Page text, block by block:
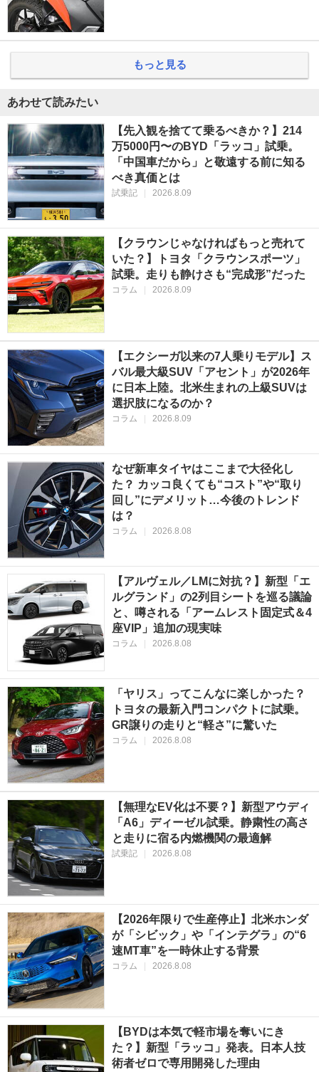
もっと見る
あわせて読みたい
【先入観を捨てて乗るべきか？】214
万5000円〜のBYD「ラッコ」試乗。
「中国車だから」と敬遠する前に知る
べき真価とは
試乗記 2026.8.09
【クラウンじゃなければもっと売れて
いた？】トヨタ「クラウンスポーツ」
試乗。走りも静けさも“完成形”だった
コラム 2026.8.09
【エクシーガ以来の7人乗りモデル】ス
バル最大級SUV「アセント」が2026年
に日本上陸。北米生まれの上級SUVは
選択肢になるのか？
コラム 2026.8.09
なぜ新車タイヤはここまで大径化し
た？ カッコ良くても“コスト”や“取り
回し”にデメリット…今後のトレンド
は？
コラム 2026.8.08
【アルヴェル／LMに対抗？】新型「エ
ルグランド」の2列目シートを巡る議論
と、噂される「アームレスト固定式＆4
座VIP」追加の現実味
コラム 2026.8.08
「ヤリス」ってこんなに楽しかった？
トヨタの最新入門コンパクトに試乗。
GR譲りの走りと“軽さ”に驚いた
コラム 2026.8.08
【無理なEV化は不要？】新型アウディ
「A6」ディーゼル試乗。静粛性の高さ
と走りに宿る内燃機関の最適解
試乗記 2026.8.08
【2026年限りで生産停止】北米ホンダ
が「シビック」や「インテグラ」の“6
速MT車”を一時休止する背景
コラム | 2026.8.08
【BYDは本気で軽市場を奪いにき
た？】新型「ラッコ」発表。日本人技
術者ゼロで専用開発した理由